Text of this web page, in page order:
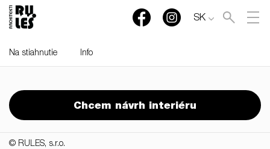
SK
Na stiahnutie Info
Chcem návrh interiéru
RULES, s.r.o., Klincová
37/B, 821 08 Bratislava,
Slovensko
© RULES, s.r.o.